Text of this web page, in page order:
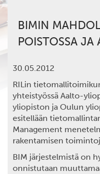
BIMIN
POISTOSSA
30.05.2012
RILin
yhteistyössä Aalto-
yliopiston ja Oulun
esitellään
Management
rakentamisen
BIM järjestelmistä on
onnistutaan